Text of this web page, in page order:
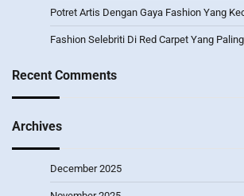
Potret Artis Dengan Gaya Fashion Yang
Fashion Selebriti Di Red Carpet Yang
Recent Comments
Archives
December 2025